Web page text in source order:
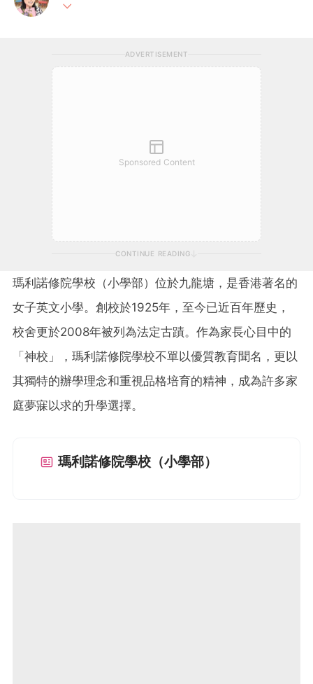
ADVERTISEMENT
Sponsored Content
CONTINUE READING
瑪利諾修院學校（小學部）位於九龍塘，是香港著名的
女子英文小學。創校於1925年，至今已近百年歷史，
校舍更於2008年被列為法定古蹟。作為家長心目中的
「神校」，瑪利諾修院學校不單以優質教育聞名，更以
其獨特的辦學理念和重視品格培育的精神，成為許多家
庭夢寐以求的升學選擇。
瑪利諾修院學校（小學部）